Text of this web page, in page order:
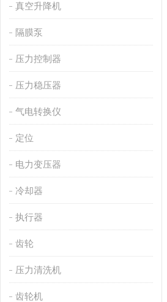
真空升降机
隔膜泵
压力控制器
压力稳压器
气电转换仪
定位
电力变压器
冷却器
执行器
齿轮
压力清洗机
齿轮机